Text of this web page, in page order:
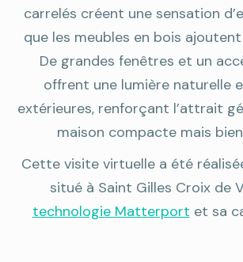
carrelés créent une sensation
que les meubles en bois
De grandes fenêtres et un
offrent une lumière naturelle
extérieures, renforçant l’attrait
maison compacte mais
Cette visite virtuelle a été
situé à Saint Gilles Croix de
technologie Matterport et sa